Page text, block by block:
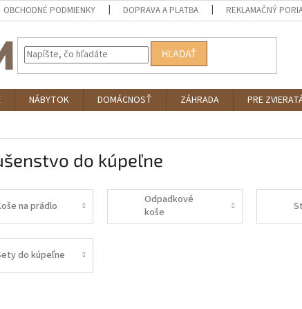
OBCHODNÉ PODMIENKY DOPRAVA A PLATBA REKLAMAČNÝ
HĽADAŤ
NÁBYTOK DOMÁCNOSŤ ZÁHRADA
PRE
do kúpeľne
na prádlo
Odpadkové
koše
do kúpeľne